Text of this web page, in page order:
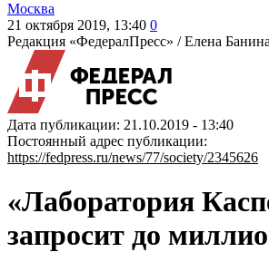
Москва
21 октября 2019, 13:40 0
Редакция «ФедералПресс» /Елена Банина
Дата публикации: 21.10.2019 - 13:40
Постоянный адрес публикации:
https://fedpress.ru/news/77/society/2345626
«Лаборатория
запросит до